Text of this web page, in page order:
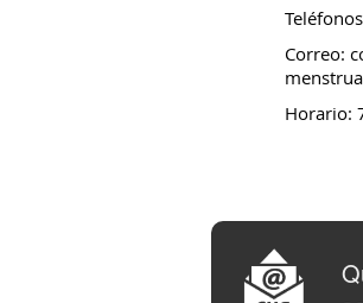
Correo:
Horario: